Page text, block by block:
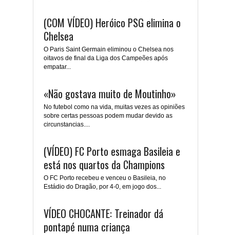
(COM VÍDEO) Heróico PSG elimina o
Chelsea
O Paris Saint Germain eliminou o Chelsea nos
oitavos de final da Liga dos Campeões após
empatar...
«Não gostava muito de Moutinho»
No futebol como na vida, muitas vezes as opiniões
sobre certas pessoas podem mudar devido as
circunstancias....
(VÍDEO) FC Porto esmaga Basileia e
está nos quartos da Champions
O FC Porto recebeu e venceu o Basileia, no
Estádio do Dragão, por 4-0, em jogo dos...
VÍDEO CHOCANTE: Treinador dá
pontapé numa criança